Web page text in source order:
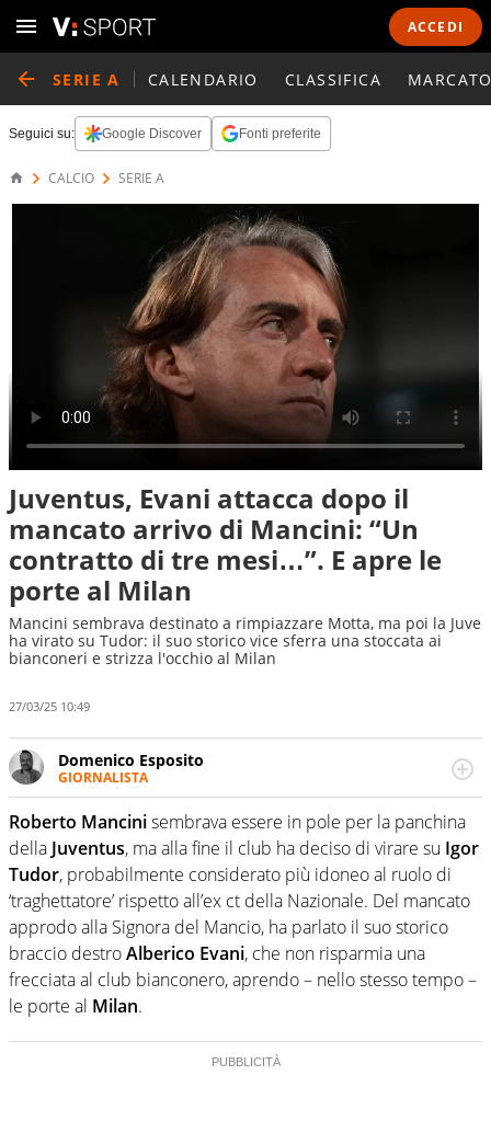
ACCEDI
SERIE A CALENDARIO CLASSIFICA
Seguici su: Google Discover Fonti preferite
CALCIO SERIE A
Juventus, Evani attacca dopo il
mancato arrivo di Mancini: “Un
contratto di tre mesi…”. E apre le
porte al Milan
Mancini sembrava destinato a rimpiazzare Motta, ma poi la Juve
ha virato su Tudor: il suo storico vice sferra una stoccata ai
bianconeri e strizza l'occhio al Milan
27/03/25 10:49
Domenico Esposito
GIORNALISTA
Da vent’anni in campo e sul campo per vivere ogni evento
in tutte le sue sfaccettature. Passione smisurata per il
calcio e per la sfera di cuoio. Il pallone è una cosa
serissima, guai a dirgli di no
Roberto Mancinisembrava essere in pole per la panchina
della Juventus, ma alla fine il club ha deciso di virare su Igor
Tudor, probabilmente considerato più idoneo al ruolo di
‘traghettatore’ rispetto all’ex ct della Nazionale. Del mancato
approdo alla Signora del Mancio, ha parlato il suo storico
braccio destroAlberico Evani, che non risparmia una
frecciata al club bianconero, aprendo – nello stesso tempo –
le porte al Milan.